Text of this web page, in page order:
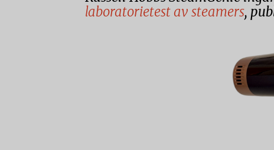
laboratorietest av steamers,